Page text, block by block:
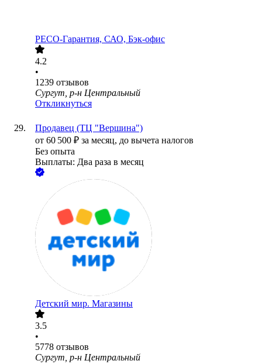
РЕСО-Гарантия, САО, Бэк-офис
4.2
•
1239 отзывов
Сургут, р-н Центральный
Откликнуться
Продавец (ТЦ "Вершина")
от 60 500 ₽ за месяц, до вычета налогов
Без опыта
Выплаты: Два раза в месяц
Детский мир. Магазины
3.5
•
5778 отзывов
Сургут, р-н Центральный